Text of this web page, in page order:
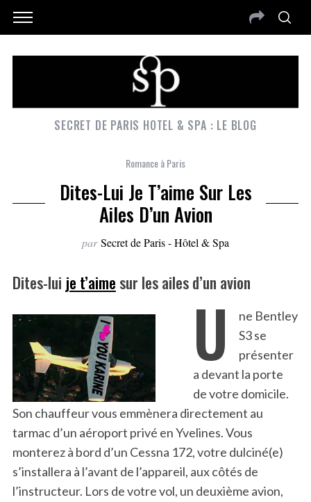
SECRET DE PARIS HOTEL & SPA : LE BLOG
Romance à Paris
Dites-Lui Je T’aime Sur Les
Ailes D’un Avion
par Secret de Paris - Hôtel & Spa
Dites-lui je t’aime sur les ailes d’un avion
U
ne Bentley
S3 se
présenter
a devant la porte
de votre domicile.
Son chauffeur vous emmènera directement au
tarmac d’un aéroport privé en Yvelines. Vous
monterez à bord d’un Cessna 172, votre dulciné(e)
s’installera à l’avant de l’appareil, aux côtés de
l’instructeur. Lors de votre vol, un deuxième avion,